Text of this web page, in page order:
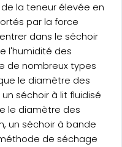
la teneur élevée en
par la force
dans le séchoir
l'humidité des
de nombreux types
le diamètre des
séchoir à lit fluidisé
le diamètre des
un séchoir à bande
de séchage